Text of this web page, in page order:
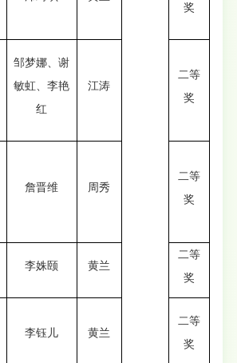
奖
邹梦娜、谢
敏虹、李艳
红
江涛
二等
奖
詹晋维 周秀
二等
奖
李姝颐
黄兰
二等
奖
李钰儿 黄兰
二等
奖